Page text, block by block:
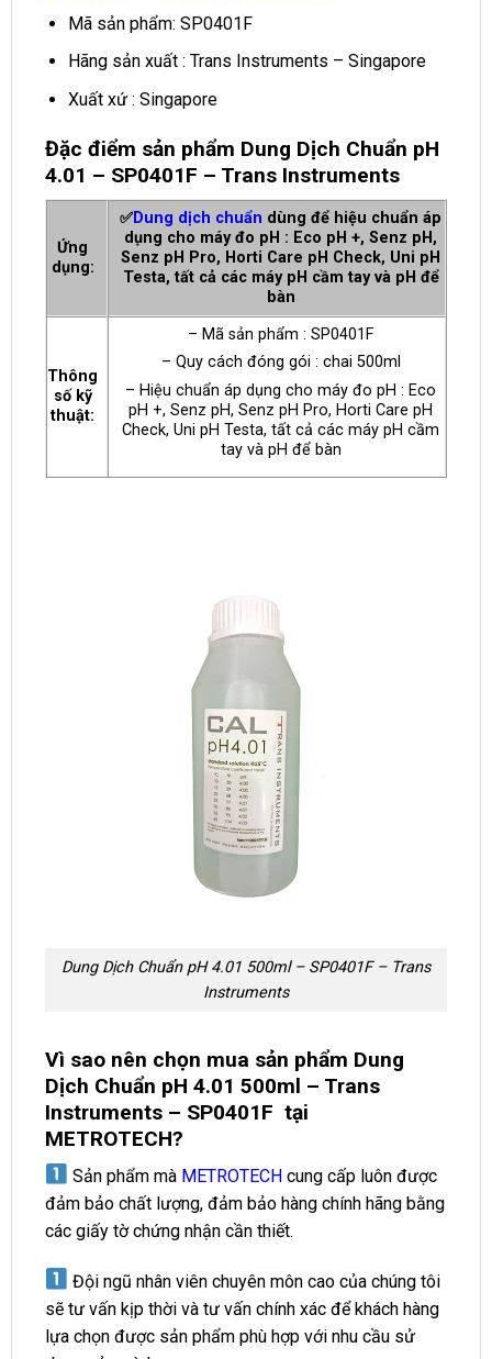
Mã sản phẩm: SP0401F
Hãng sản xuất : Trans Instruments – Singapore
Xuất xứ : Singapore
Đặc điểm sản phẩm Dung Dịch Chuẩn pH
4.01 – SP0401F – Trans Instruments
Ứng
dụng:
✅Dung dịch chuẩn dùng để hiệu chuẩn áp
dụng cho máy đo pH : Eco pH +, Senz pH,
Senz pH Pro, Horti Care pH Check, Uni pH
Testa, tất cả các máy pH cầm tay và pH để
bàn
Thông
số kỹ
thuật:
– Mã sản phẩm : SP0401F
– Quy cách đóng gói : chai 500ml
– Hiệu chuẩn áp dụng cho máy đo pH : Eco
pH +, Senz pH, Senz pH Pro, Horti Care pH
Check, Uni pH Testa, tất cả các máy pH cầm
tay và pH để bàn
Dung Dịch Chuẩn pH 4.01 500ml – SP0401F – Trans
Instruments
Vì sao nên chọn mua sản phẩm Dung
Dịch Chuẩn pH 4.01 500ml – Trans
Instruments – SP0401F tại
METROTECH?
Sản phẩm mà METROTECH cung cấp luôn được
đảm bảo chất lượng, đảm bảo hàng chính hãng bằng
các giấy tờ chứng nhận cần thiết.
Đội ngũ nhân viên chuyên môn cao của chúng tôi
sẽ tư vấn kịp thời và tư vấn chính xác để khách hàng
lựa chọn được sản phẩm phù hợp với nhu cầu sử